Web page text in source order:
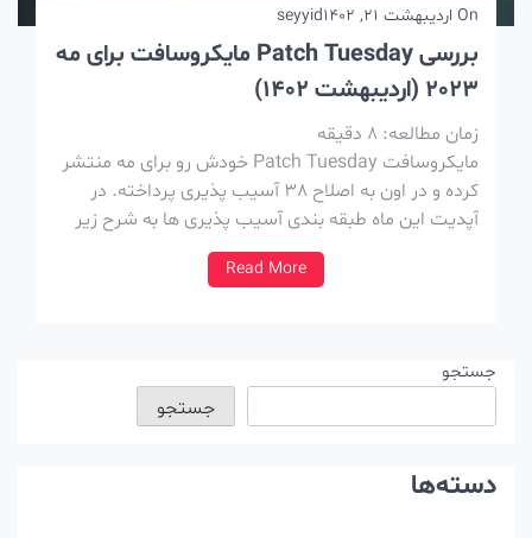
اردیبهشت 21, 1402 seyyid
بررسی Patch Tuesday مایکروسافت برای مه
2023 (اردیبهشت 1402)
زمان مطالعه:8دقیقه
مایکروسافت Patch Tuesday خودش رو برای مه منتشر
کرده و در اون به اصلاح 38 آسیب پذیری پرداخته. در
آپدیت این ماه طبقه بندی آسیب پذیری ها به شرح زیر
Read More
جستجو
جستجو
دسته‌ها